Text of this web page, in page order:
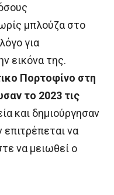
μπλούζα στο
για
εικόνα της.
Πορτοφίνο στη
το 2023 τις
και δημιούργησαν
να
να μειωθεί ο